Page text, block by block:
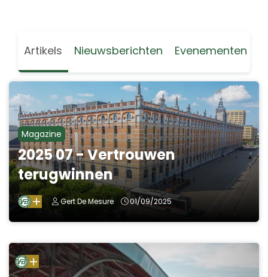
Artikels Nieuwsberichten Evenementen
Magazine
2025 07 - Vertrouwen
terugwinnen
Gert De Mesure 01/09/2025